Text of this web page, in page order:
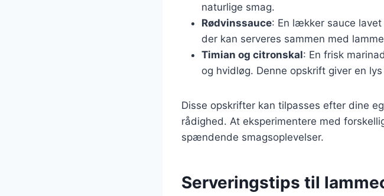
naturlige smag.
Rødvinssauce: En lækker sauce
der kan serveres sammen med
Timian og citronskal: En frisk
og hvidløg. Denne opskrift giver en
Disse opskrifter kan tilpasses efter dine
rådighed. At eksperimentere med
spændende smagsoplevelser.
Serveringstips til